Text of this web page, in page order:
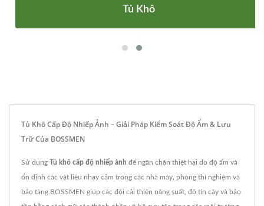
Tủ Khô
Tủ Khô Cấp Độ Nhiếp Ảnh – Giải Pháp Kiểm Soát Độ Ẩm & Lưu
Trữ Của BOSSMEN
Sử dụng Tủ khô cấp độ nhiếp ảnh để ngăn chặn thiệt hại do độ ẩm và
ổn định các vật liệu nhạy cảm trong các nhà máy, phòng thí nghiệm và
bảo tàng.BOSSMEN giúp các đội cải thiện năng suất, độ tin cậy và bảo